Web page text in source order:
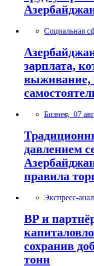
Социальная
зарплата,
выживание,
Бизнес, 07
давлением
правила
Экспресс-
BP и
сохранив
тонн